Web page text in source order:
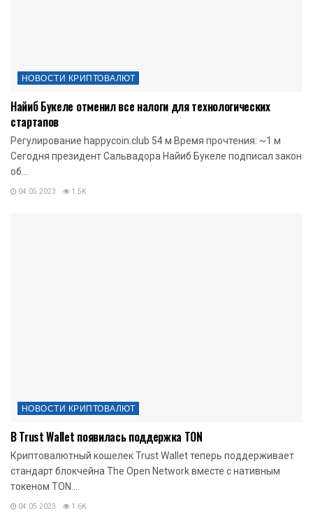
НОВОСТИ КРИПТОВАЛЮТ
Найиб Букеле отменил все налоги для технологических
стартапов
Регулирование happycoin.club 54 м Время прочтения: ~1 м
Сегодня президент Сальвадора Найиб Букеле подписал закон
об...
04.05.2023 1.5K
НОВОСТИ КРИПТОВАЛЮТ
В Trust Wallet появилась поддержка TON
Криптовалютный кошелек Trust Wallet теперь поддерживает
стандарт блокчейна The Open Network вместе с нативным
токеном TON....
04.05.2023 1.6K